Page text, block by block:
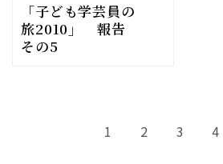
「子ども学芸員の
旅2010」 報告
その5
1 2 3 4